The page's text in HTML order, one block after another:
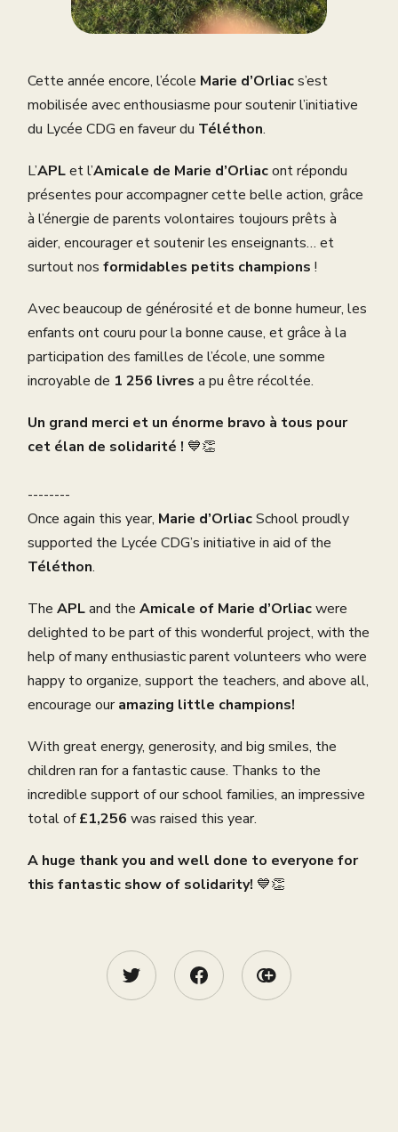
Cette année encore, l’école Marie d’Orliacs’est
mobilisée avec enthousiasme pour soutenir l’initiative
du Lycée CDG en faveur du Téléthon.
L’APLet l’Amicale de Marie d’Orliacont répondu
présentes pour accompagner cette belle action, grâce
à l’énergie de parents volontaires toujours prêts à
aider, encourager et soutenir les enseignants… et
surtout nosformidables petits champions !
Avec beaucoup de générosité et de bonne humeur, les
enfants ont couru pour la bonne cause, et grâce à la
participation des familles de l’école, une somme
incroyable de 1 256 livres a pu être récoltée.
Un grand merci et un énorme bravo à tous pour
cet élan de solidarité ! 💙👏
--------
Once again this year, Marie d’OrliacSchool proudly
supported the Lycée CDG’s initiative in aid of the
Téléthon.
The APLand theAmicale of Marie d’Orliacwere
delighted to be part of this wonderful project, with the
help of many enthusiastic parent volunteers who were
happy to organize, support the teachers, and above all,
encourage ouramazing little champions!
With great energy, generosity, and big smiles, the
children ran for a fantastic cause. Thanks to the
incredible support of our school families, an impressive
total of£1,256was raised this year.
A huge thank you and well done to everyone for
this fantastic show of solidarity! 💙👏